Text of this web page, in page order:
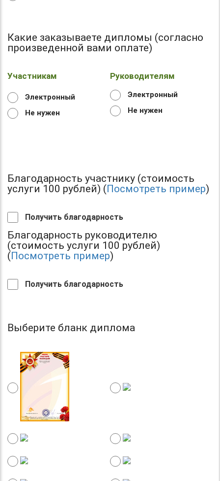
Какие заказываете дипломы (согласно
произведенной вами оплате)
Участникам Руководителям
Электронный
Не нужен
Электронный
Не нужен
Благодарность участнику (стоимость
услуги 100 рублей) (Посмотреть пример)
Получить благодарность
Благодарность руководителю
(стоимость услуги 100 рублей)
(Посмотреть пример)
Получить благодарность
Выберите бланк диплома